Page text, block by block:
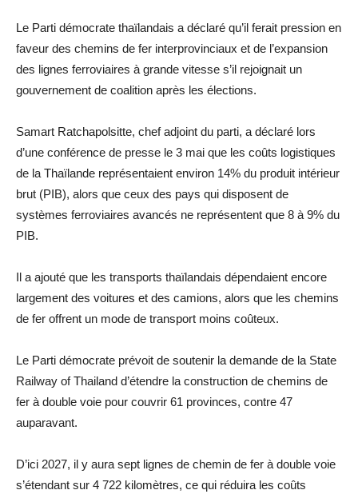
Le Parti démocrate thaïlandais a déclaré qu’il ferait pression en
faveur des chemins de fer interprovinciaux et de l’expansion
des lignes ferroviaires à grande vitesse s’il rejoignait un
gouvernement de coalition après les élections.
Samart Ratchapolsitte, chef adjoint du parti, a déclaré lors
d’une conférence de presse le 3 mai que les coûts logistiques
de la Thaïlande représentaient environ 14% du produit intérieur
brut (PIB), alors que ceux des pays qui disposent de
systèmes ferroviaires avancés ne représentent que 8 à 9% du
PIB.
Il a ajouté que les transports thaïlandais dépendaient encore
largement des voitures et des camions, alors que les chemins
de fer offrent un mode de transport moins coûteux.
Le Parti démocrate prévoit de soutenir la demande de la State
Railway of Thailand d’étendre la construction de chemins de
fer à double voie pour couvrir 61 provinces, contre 47
auparavant.
D’ici 2027, il y aura sept lignes de chemin de fer à double voie
s’étendant sur 4 722 kilomètres, ce qui réduira les coûts